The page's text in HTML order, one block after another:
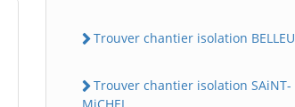
Trouver chantier isolation BELLEU
Trouver chantier isolation SAiNT-